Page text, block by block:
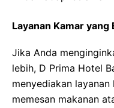
Layanan Kamar yang
Jika Anda
lebih, D Prima Hotel
menyediakan
memesan makanan